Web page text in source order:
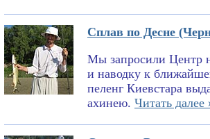
Сплав по Десне
Мы запросили Центр
и наводку к
пеленг Киевстара
ахинею. Читать далее